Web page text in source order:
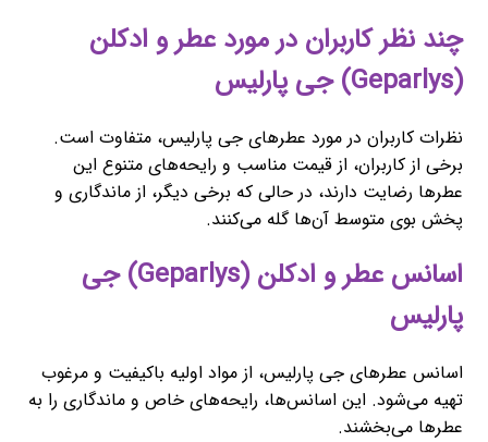
چند نظر کاربران در مورد عطر و ادکلن
(Geparlys) جی پارلیس
نظرات کاربران در مورد عطرهای جی پارلیس، متفاوت است.
برخی از کاربران، از قیمت مناسب و رایحه‌های متنوع این
عطرها رضایت دارند، در حالی که برخی دیگر، از ماندگاری و
پخش بوی متوسط آن‌ها گله می‌کنند.
اسانس عطر و ادکلن (Geparlys) جی
پارلیس
اسانس عطرهای جی پارلیس، از مواد اولیه باکیفیت و مرغوب
تهیه می‌شود. این اسانس‌ها، رایحه‌های خاص و ماندگاری را به
عطرها می‌بخشند.